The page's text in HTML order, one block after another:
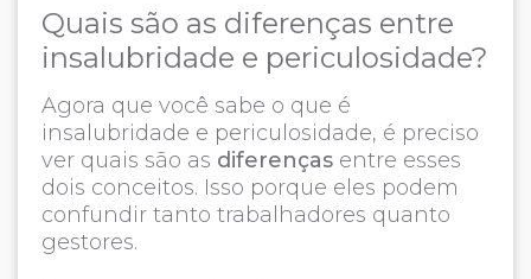
Quais são as diferenças entre
insalubridade e periculosidade?
Agora que você sabe o que é
insalubridade e periculosidade, é preciso
ver quais são as diferenças entre esses
dois conceitos. Isso porque eles podem
confundir tanto trabalhadores quanto
gestores.